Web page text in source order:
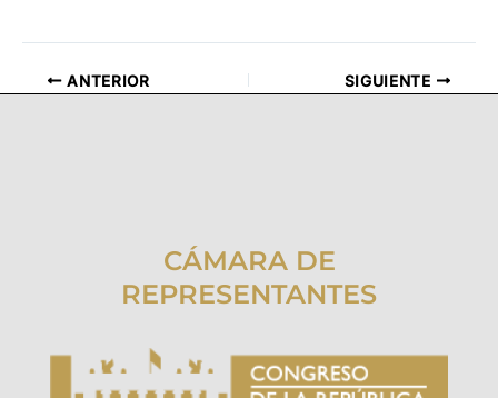
ANTERIOR SIGUIENTE
CÁMARA DE
REPRESENTANTES